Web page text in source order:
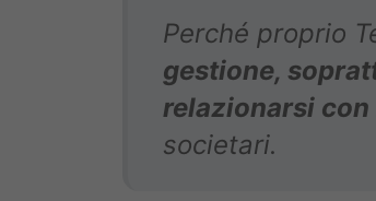
Perché proprio
gestione,
relazionarsi con
societari.